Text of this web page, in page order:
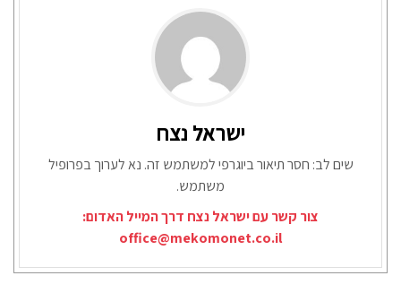
ישראל נצח
שים לב: חסר תיאור ביוגרפי למשתמש זה. נא לערוך בפרופיל
משתמש.
צור קשר עם ישראל נצח דרך המייל האדום:
office@mekomonet.co.il